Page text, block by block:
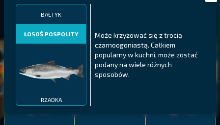
BAŁTYK
ŁOSOŚ POSPOLITY
RZADKA
Może krzyżować się z trocią
czarnoogoniastą. Całkiem
popularny w kuchni, może zostać
podany na wiele różnych
sposobów.
PYSZCZAK ZACHODNI
PÓŁNOCNE FIORDY
LING
WYSPY GALAPAGOS
BODIAN